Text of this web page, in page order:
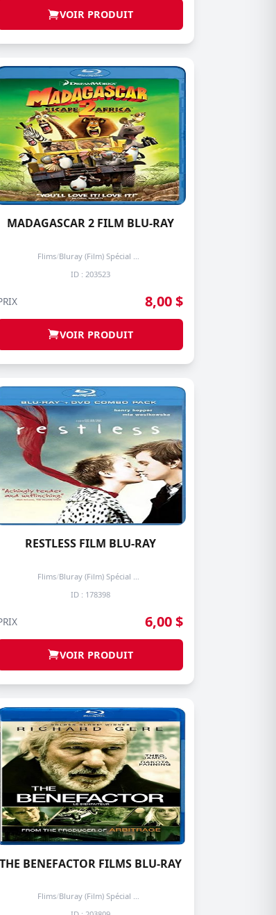
VOIR PRODUIT
MADAGASCAR 2 FILM BLU-RAY
Flims/
ID : 203523
8,00 $
VOIR PRODUIT
RESTLESS FILM BLU-RAY
Flims/
ID : 178398
6,00 $
VOIR PRODUIT
THE BENEFACTOR FILMS BLU-RAY
Flims/
Bluray (Film) Spécial + de 3 prochain -50%